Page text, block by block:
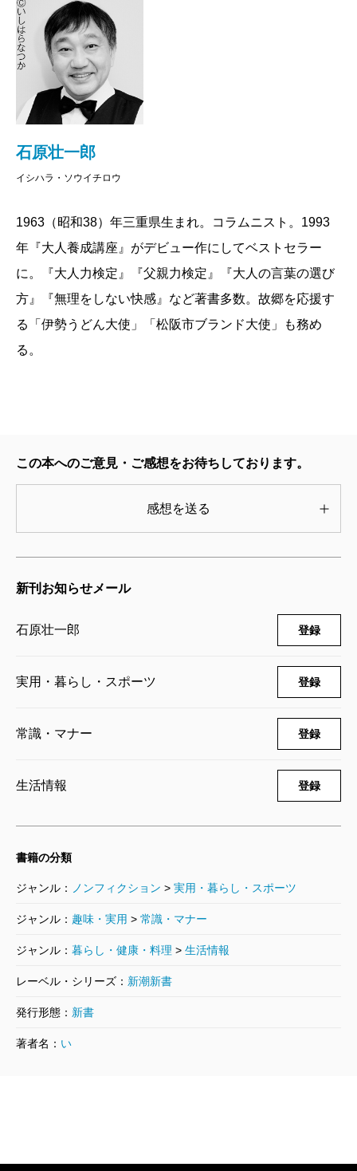
す。こっそり「かわいそうな人」「残念な人」と見下
してしまいましょう。第2条が、「異世界の生き物だと
思う」。価値観や常識は人それぞれなので、「この人
は異世界に生きてるんだ」と割り切るというもの。た
とえば、会うたびに「早く孫の顔を」と言ってくる義
ないと思えば、お互いの違いを客観的に見ることがで
さらに、「相手が失礼なことを言ってくるセコイ理
由を見抜く」（第3条）ことで、憐れみの感情で怒りを
押し流す。相手がそういう性格なんだなと片づけて、
無理に「相手の性格や考え方を変えようと思わない」
（第4条）。最後の第5条が、自分の人生に必要ない人
だと考えて「心の距離を取る」。
す。
石原壮一郎
イシハラ・ソウイチロウ
1963（昭和38）年三重県生まれ。コラムニスト。1993
年『大人養成講座』がデビュー作にしてベストセラー
に。『大人力検定』『父親力検定』『大人の言葉の選び
方』『無理をしない快感』など著書多数。故郷を応援す
る「伊勢うどん大使」「松阪市ブランド大使」も務め
る。
この本へのご意見・ご感想をお待ちしております。
感想を送る
新刊お知らせメール
石原壮一郎 登録
実用・暮らし・スポーツ 登録
常識・マナー 登録
生活情報 登録
書籍の分類
ジャンル： ノンフィクション > 実用・暮らし・スポーツ
ジャンル： 趣味・実用 > 常識・マナー
ジャンル： 暮らし・健康・料理 > 生活情報
レーベル・シリーズ： 新潮新書
発行形態： 新書
著者名： い